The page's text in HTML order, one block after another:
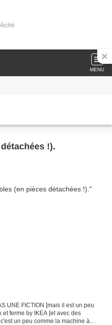
MENU
!).
UNE FICTION [mais il est un peu
ferme by IKEA [et avec des
un peu comme la machine à